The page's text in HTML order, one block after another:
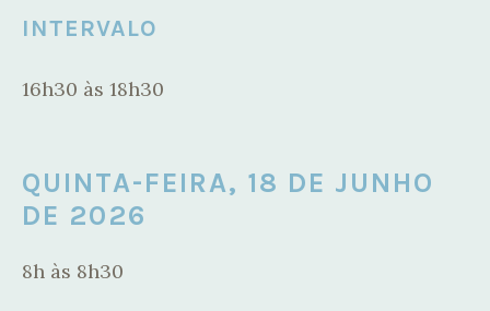
INTERVALO
16h30 às 18h30
QUINTA-FEIRA, 18 DE JUNHO
DE 2026
8h às 8h30